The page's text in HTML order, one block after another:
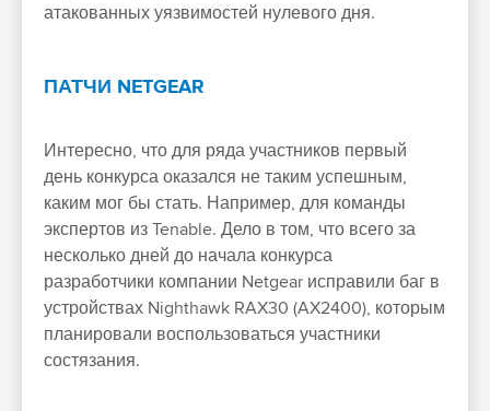
атакованных уязвимостей нулевого дня.
ПАТЧИ NETGEAR
Интересно, что для ряда участников первый
день конкурса оказался не таким успешным,
каким мог бы стать. Например, для команды
экспертов из Tenable. Дело в том, что всего за
несколько дней до начала конкурса
разработчики компании Netgear исправили баг в
устройствах Nighthawk RAX30 (AX2400), которым
планировали воспользоваться участники
состязания.